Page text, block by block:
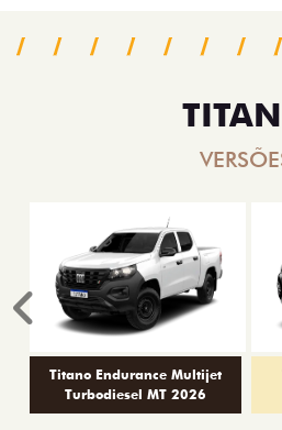
Titano Endurance Multijet
Turbodiesel MT 2026
Anterior